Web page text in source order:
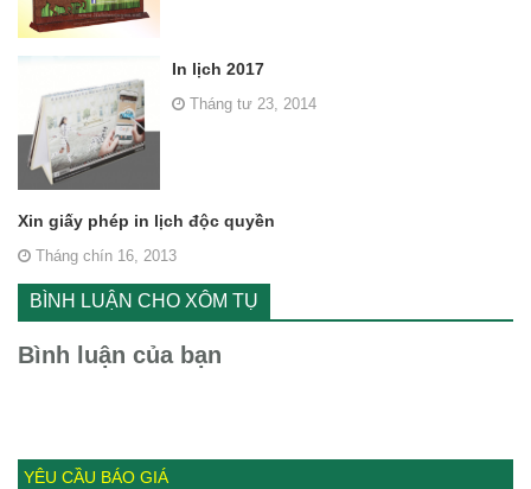
In lịch 2017
Tháng tư 23, 2014
Xin giấy phép in lịch độc quyền
Tháng chín 16, 2013
BÌNH LUẬN CHO XÔM TỤ
Bình luận của bạn
YÊU CẦU BÁO GIÁ